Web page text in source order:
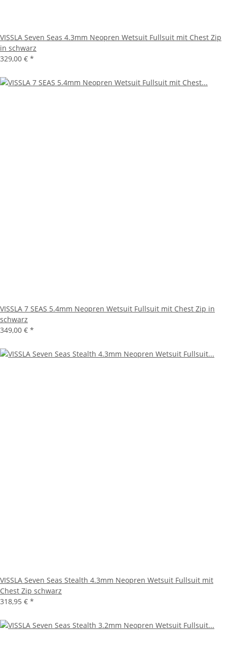
VISSLA Seven Seas 4.3mm Neopren Wetsuit Fullsuit mit Chest Zip
in schwarz
329,00 € *
VISSLA 7 SEAS 5.4mm Neopren Wetsuit Fullsuit mit Chest Zip in
schwarz
349,00 € *
VISSLA Seven Seas Stealth 4.3mm Neopren Wetsuit Fullsuit mit
Chest Zip schwarz
318,95 € *